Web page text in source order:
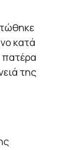
κατά
πατέρα
της